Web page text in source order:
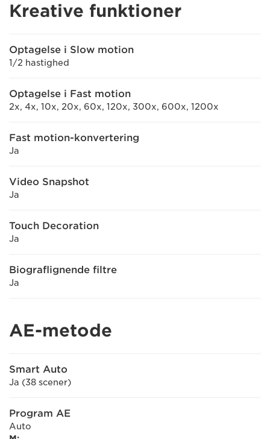
Kreative funktioner
Optagelse i Slow motion
1/2 hastighed
Optagelse i Fast motion
2x, 4x, 10x, 20x, 60x, 120x, 300x, 600x, 1200x
Fast motion-konvertering
Ja
Video Snapshot
Ja
Touch Decoration
Ja
Biograflignende filtre
Ja
AE-metode
Smart Auto
Ja (38 scener)
Program AE
Auto